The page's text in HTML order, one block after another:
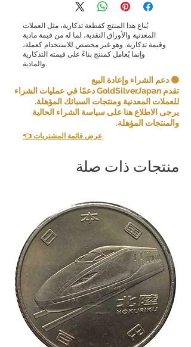
يُباع هذا المنتج كقطعة تذكارية، مثل العملات
المعدنية والأوراق النقدية، لما له من قيمة مادية
وقيمة تذكارية. وهو غير مخصص للاستخدام كعملة،
وإنما يُعامل كمنتج بناءً على قيمته التذكارية
🟢 دعم الشراء وإعادة البيع
تقدم GoldSilverJapan دعمًا في عمليات الشراء
للعملات المعدنية ومنتجات السبائك المؤهلة.
يرجى الاطلاع هنا على سياسة الشراء الحالية
والمنتجات المؤهلة.
👈 عرض قائمة المشتريات
منتجات ذات صلة